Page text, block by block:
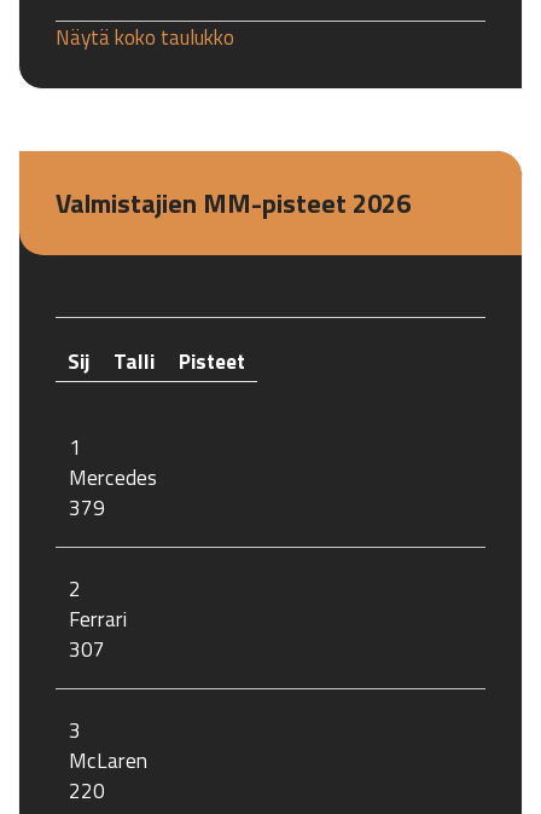
Näytä koko taulukko
Valmistajien MM-pisteet 2026
Sij Talli Pisteet
1
Mercedes
379
2
Ferrari
307
3
McLaren
220